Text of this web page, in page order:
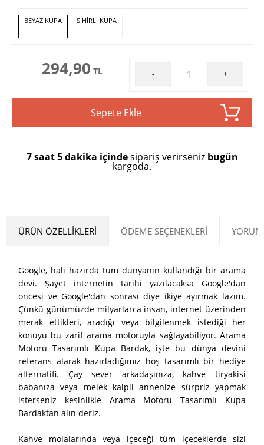
BEYAZ KUPA SIHIRLI KUPA
294,90 TL - +
Sepete Ekle
7 saat 5 dakika içindesipariş verirseniz bugün
kargoda.
ÜRÜN ÖZELLIKLERI ÖDEME SEÇENEKLERI
Google, hali hazırda tüm dünyanın kullandığı bir arama
devi. Şayet internetin tarihi yazılacaksa Google'dan
öncesi ve Google'dan sonrası diye ikiye ayırmak lazım.
Çünkü günümüzde milyarlarca insan, internet üzerinden
merak ettikleri, aradığı veya bilgilenmek istediği her
konuyu bu zarif arama motoruyla sağlayabiliyor. Arama
Motoru Tasarımlı Kupa Bardak, işte bu dünya devini
referans alarak hazırladığımız hoş tasarımlı bir hediye
alternatifi. Çay sever arkadaşınıza, kahve tiryakisi
babanıza veya melek kalpli annenize sürpriz yapmak
isterseniz kesinlikle Arama Motoru Tasarımlı Kupa
Bardaktan alın deriz.
Kahve molalarında veya içeceği tüm içeceklerde sizi